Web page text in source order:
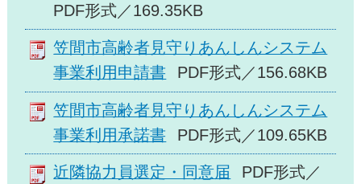
PDF形式／169.35KB
笠間市高齢者見守りあんしんシステム
事業利用申請書
PDF形式／156.68KB
笠間市高齢者見守りあんしんシステム
事業利用承諾書
PDF形式／109.65KB
近隣協力員選定・同意届
PDF形式／